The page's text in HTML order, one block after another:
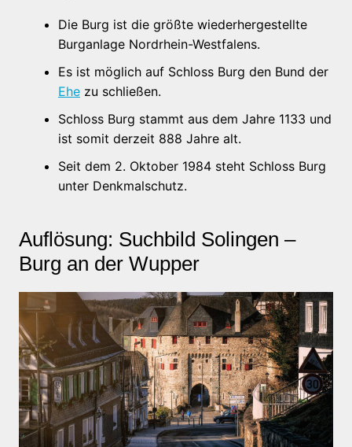
Die Burg ist die größte wiederhergestellte
Burganlage Nordrhein-Westfalens.
Es ist möglich auf Schloss Burg den Bund der
Ehezu schließen.
Schloss Burg stammt aus dem Jahre 1133 und
ist somit derzeit 888 Jahre alt.
Seit dem 2. Oktober 1984 steht Schloss Burg
unter Denkmalschutz.
Auflösung: Suchbild Solingen –
Burg an der Wupper